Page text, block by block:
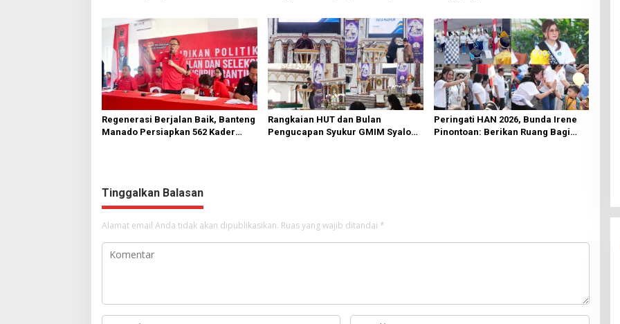
Regenerasi Berjalan Baik, Banteng
Manado Persiapkan 562 Kader
Rangkaian HUT dan Bulan
Pengucapan Syukur GMIM Syalom
Peringati HAN 2026, Bunda Irene
Pinontoan: Berikan Ruang Bagi
Tinggalkan Balasan
Alamat email Anda tidak akan dipublikasikan. Ruas yang wajib ditandai *